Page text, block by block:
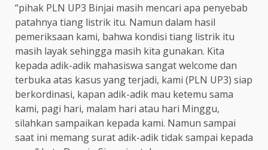
“pihak PLN UP3 Binjai masih mencari apa penyebab
patahnya tiang listrik itu. Namun dalam hasil
pemeriksaan kami, bahwa kondisi tiang listrik itu
masih layak sehingga masih kita gunakan. Kita
kepada adik-adik mahasiswa sangat welcome dan
terbuka atas kasus yang terjadi, kami (PLN UP3) siap
berkordinasi, kapan adik-adik mau ketemu sama
kami, pagi hari, malam hari atau hari Minggu,
silahkan sampaikan kepada kami. Namun sampai
saat ini memang surat adik-adik tidak sampai kepada